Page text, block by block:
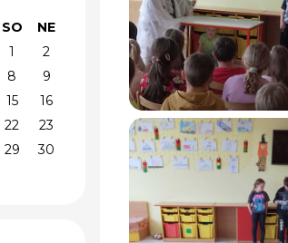
SO
NE
1
2
8
9
15
16
22
23
29
30